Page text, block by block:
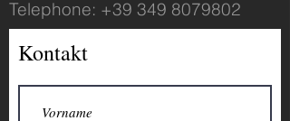
Telephone: +39 349 8079802
Kontakt